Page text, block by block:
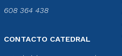
608 364 438
CONTACTO CATEDRAL